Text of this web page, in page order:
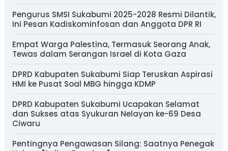
Pengurus SMSI Sukabumi 2025-2028 Resmi Dilantik,
Ini Pesan Kadiskominfosan dan Anggota DPR RI
Empat Warga Palestina, Termasuk Seorang Anak,
Tewas dalam Serangan Israel di Kota Gaza
DPRD Kabupaten Sukabumi Siap Teruskan Aspirasi
HMI ke Pusat Soal MBG hingga KDMP
DPRD Kabupaten Sukabumi Ucapakan Selamat
dan Sukses atas Syukuran Nelayan ke-69 Desa
Ciwaru
Pentingnya Pengawasan Silang: Saatnya Penegak